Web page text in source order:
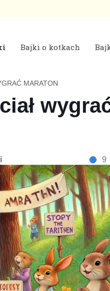
Bajki o kotkach
MARATON
9